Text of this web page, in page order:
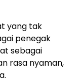
yang tak
penegak
sebagai
rasa nyaman,